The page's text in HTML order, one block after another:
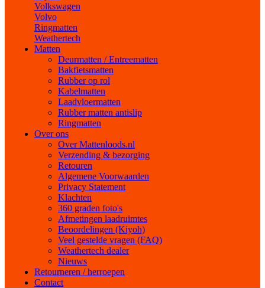
Volkswagen
Volvo
Ringmatten
Weathertech
Matten
Deurmatten / Entreematten
Bakfietsmatten
Rubber op rol
Kabelmatten
Laadvloermatten
Rubber matten antislip
Ringmatten
Over ons
Over Mattenloods.nl
Verzending & bezorging
Retouren
Algemene Voorwaarden
Privacy Statement
Klachten
360 graden foto's
Afmetingen laadruimtes
Beoordelingen (Kiyoh)
Veel gestelde vragen (FAQ)
Weathertech dealer
Nieuws
Retourneren / herroepen
Contact